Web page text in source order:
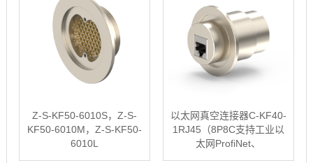
Z-S-KF50-6010S，Z-S-
KF50-6010M，Z-S-KF50-
6010L
以太网真空连接器C-KF40-
1RJ45（8P8C支持工业以
太网ProfiNet、